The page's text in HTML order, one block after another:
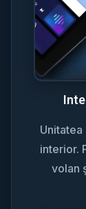
interior.
volan